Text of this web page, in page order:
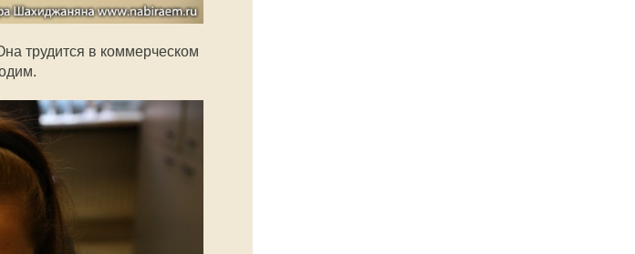
трудится в коммерческом